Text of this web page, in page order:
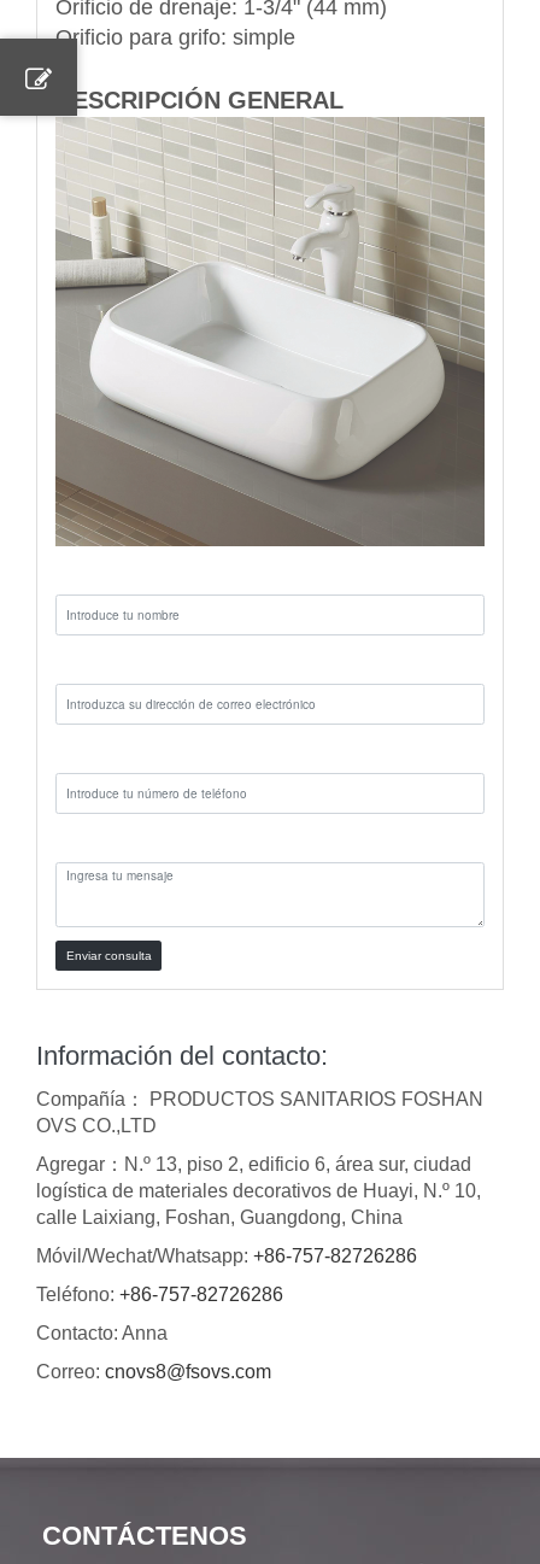
Orificio de drenaje: 1-3/4" (44 mm)
Orificio para grifo: simple
DESCRIPCIÓN GENERAL
Enviar consulta
Información del contacto:
Compañía： PRODUCTOS SANITARIOS FOSHAN
OVS CO.,LTD
Agregar：N.º 13, piso 2, edificio 6, área sur, ciudad
logística de materiales decorativos de Huayi, N.º 10,
calle Laixiang, Foshan, Guangdong, China
Móvil/Wechat/Whatsapp: +86-757-82726286
Teléfono: +86-757-82726286
Contacto: Anna
Correo: cnovs8@fsovs.com
CONTÁCTENOS